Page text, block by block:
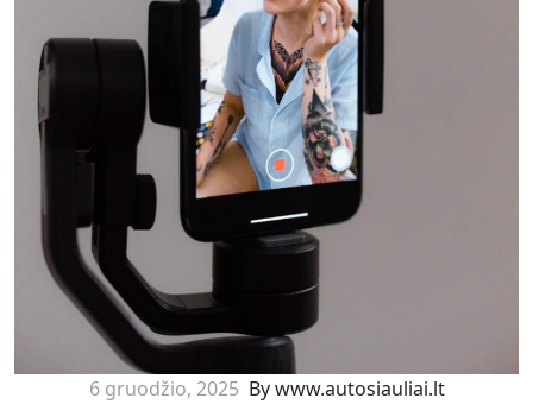
6 gruodžio, 2025 By www.autosiauliai.lt